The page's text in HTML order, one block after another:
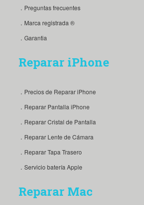
．Preguntas frecuentes
．Marca registrada ®
．Garantia
Reparar iPhone
．Precios de Reparar iPhone
．Reparar Pantalla iPhone
．Reparar Cristal de Pantalla
．Reparar Lente de Cámara
．Reparar Tapa Trasero
．Servicio batería Apple
Reparar Mac